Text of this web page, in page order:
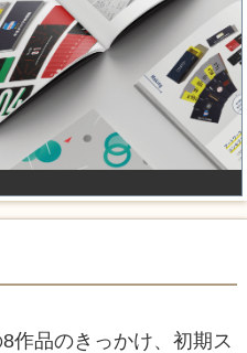
作品のきっかけ、初期ス